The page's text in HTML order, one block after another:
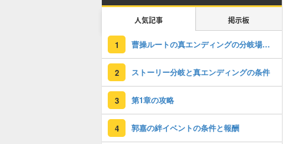
人気記事 掲示板
1 曹操ルートの真エンディングの分岐場所と入り方
2 ストーリー分岐と真エンディングの条件
3 第1章の攻略
4 郭嘉の絆イベントの条件と報酬